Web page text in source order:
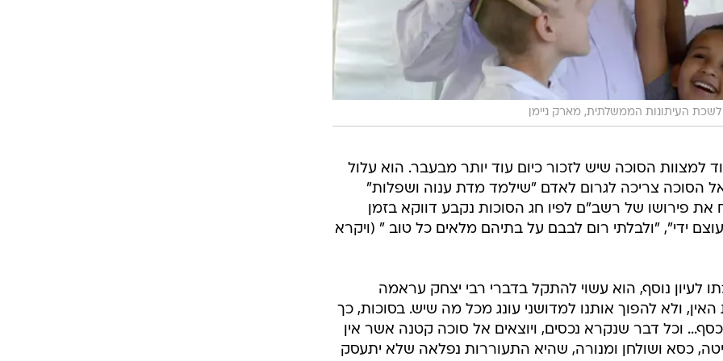
לשכת העיתונות הממשלתית, מארק ניימן
למצוות הסוכה שיש לזכור כיום עוד יותר מבעבר. הוא עלול
הסוכה צריכה לגרום לאדם "שילמד מדת ענוה ושפלות"
את פירושו של רשב"ם לפיו חג הסוכות נקבע דווקא בזמן
ידי", "ולבלתי רום לבבם על בתיהם מלאים כל טוב " (ויקרא
לעיון נוסף, הוא עשוי להתקל בדברי רבי יצחק עראמה
ולא להפוך אותנו למדושני עונג מכל מה שיש. בסוכות, כך
וכל דבר שנקרא נכסים, ויוצאים אל סוכה קטנה אשר אין
כסא ושולחן ומנורה, שהיא התעוררות נפלאה שלא יתעסק